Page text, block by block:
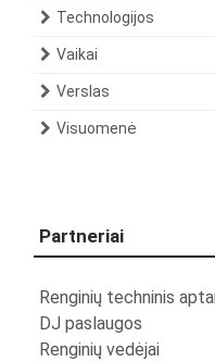
Technologijos
Vaikai
Verslas
Visuomenė
Partneriai
Renginių techninis
DJ paslaugos
Renginių vedėjai